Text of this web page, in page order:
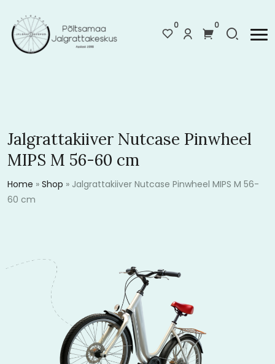
0 0
Jalgrattakiiver Nutcase Pinwheel
MIPS M 56-60 cm
Home » Shop » Jalgrattakiiver Nutcase Pinwheel MIPS M 56-
60 cm